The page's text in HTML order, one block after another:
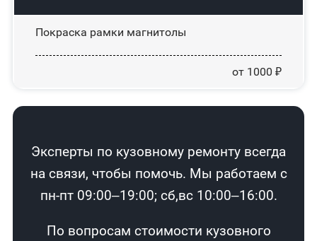
Покраска рамки магнитолы
от 1000 ₽
Эксперты по кузовному ремонту всегда
на связи, чтобы помочь. Мы работаем с
пн-пт 09:00–19:00; сб,вс 10:00–16:00.
По вопросам стоимости кузовного